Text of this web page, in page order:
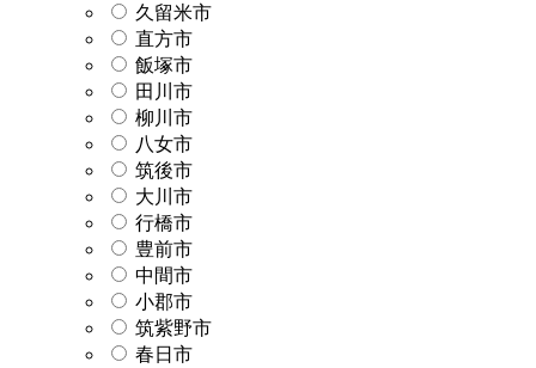
久留米市
直方市
飯塚市
田川市
柳川市
八女市
筑後市
大川市
行橋市
豊前市
中間市
小郡市
筑紫野市
春日市